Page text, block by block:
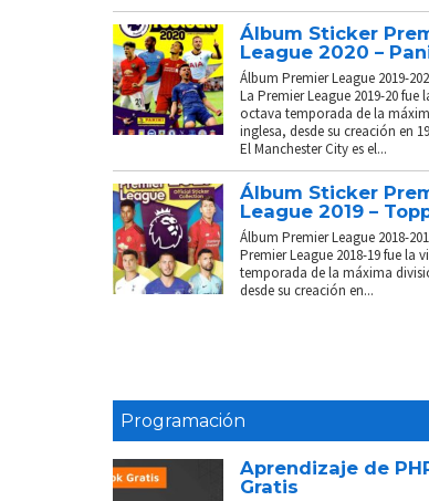
Álbum Sticker
League 2020 –
Álbum Premier League 2019-
La Premier League 2019-20 fue
octava temporada de la
inglesa, desde su creación en
El Manchester City es el...
Álbum Sticker
League 2019 –
Álbum Premier League 2018-
Premier League 2018-19 fue la
temporada de la máxima
desde su creación en...
Programación
Aprendizaje de
Gratis